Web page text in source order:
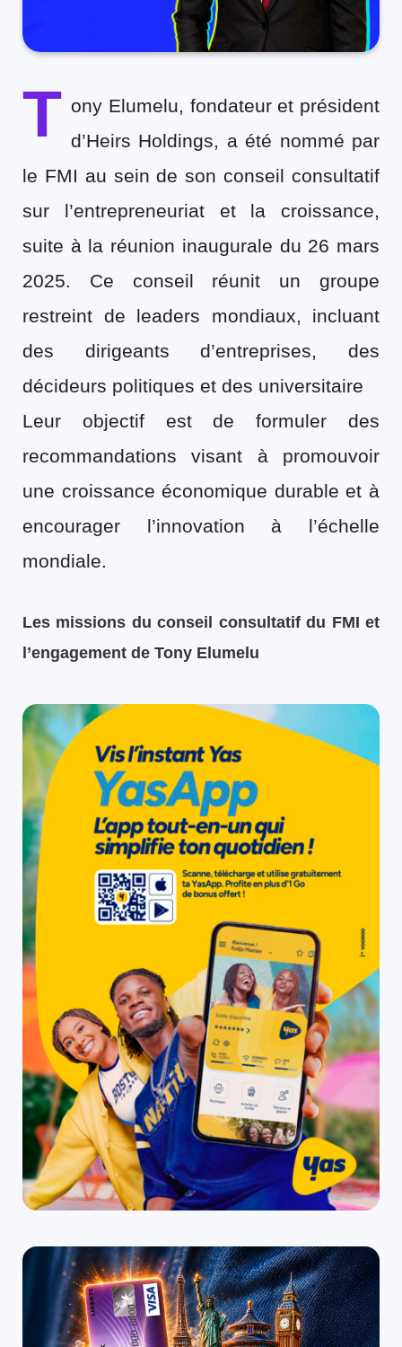
T ony Elumelu, fondateur et président
d’Heirs Holdings, a été nommé par
le FMI au sein de son conseil consultatif
sur l’entrepreneuriat et la croissance,
suite à la réunion inaugurale du 26 mars
2025. Ce conseil réunit un groupe
restreint de leaders mondiaux, incluant
des dirigeants d’entreprises, des
décideurs politiques et des universitaire
Leur objectif est de formuler des
recommandations visant à promouvoir
une croissance économique durable et à
encourager l’innovation à l’échelle
mondiale.
Les missions du conseil consultatif du FMI et
l’engagement de Tony Elumelu